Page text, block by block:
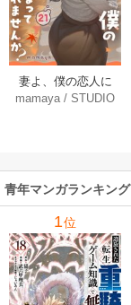
妻よ、僕の恋人に
なってくれません
mamaya /STUDIO
青年マンガランキング
1位